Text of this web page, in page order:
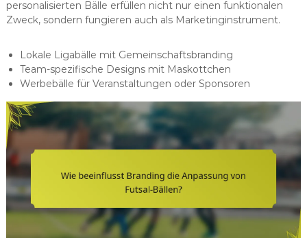
personalisierten Bälle erfüllen nicht nur einen funktionalen
Zweck, sondern fungieren auch als Marketinginstrument.
Lokale Ligabälle mit Gemeinschaftsbranding
Team-spezifische Designs mit Maskottchen
Werbebälle für Veranstaltungen oder Sponsoren